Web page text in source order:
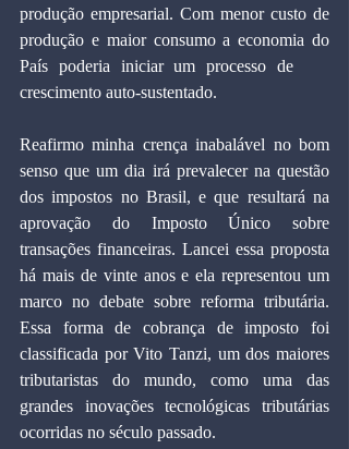
produção empresarial. Com menor custo de
produção e maior consumo a economia do
País poderia iniciar um processo de
crescimento auto-sustentado.
Reafirmo minha crença inabalável no bom
senso que um dia irá prevalecer na questão
dos impostos no Brasil, e que resultará na
aprovação do Imposto Único sobre
transações financeiras. Lancei essa proposta
há mais de vinte anos e ela representou um
marco no debate sobre reforma tributária.
Essa forma de cobrança de imposto foi
classificada por Vito Tanzi, um dos maiores
tributaristas do mundo, como uma das
grandes inovações tecnológicas tributárias
ocorridas no século passado.